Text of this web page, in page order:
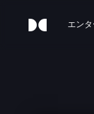
エンタ